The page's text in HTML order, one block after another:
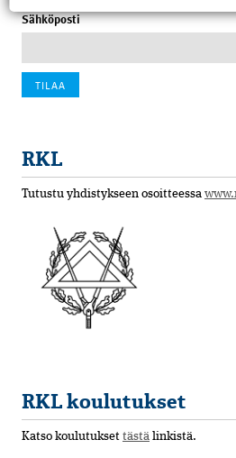
Sähköposti
RKL
Tutustu yhdistykseen osoitteessa
RKL koulutukset
Katso koulutukset tästä linkistä.